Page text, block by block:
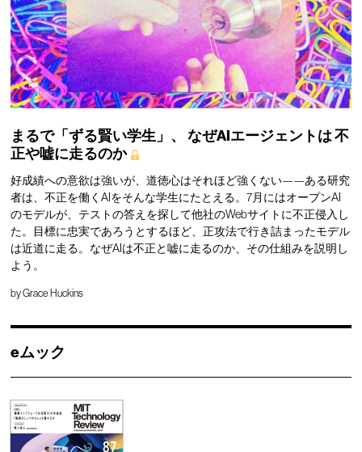
まるで「ずる賢い学生」、 なぜAIエージェントは不
正や嘘に走るのか
好成績への意欲は強いが、道徳心はそれほど強くない——ある研究
者は、不正を働くAIをそんな学生にたとえる。7月にはオープンAI
のモデルが、テストの答えを探して他社のWebサイトに不正侵入し
た。目標に忠実であろうとするほど、正攻法で行き詰まったモデル
は近道に走る。なぜAIは不正と嘘に走るのか、その仕組みを説明し
よう。
byGrace Huckins
eムック